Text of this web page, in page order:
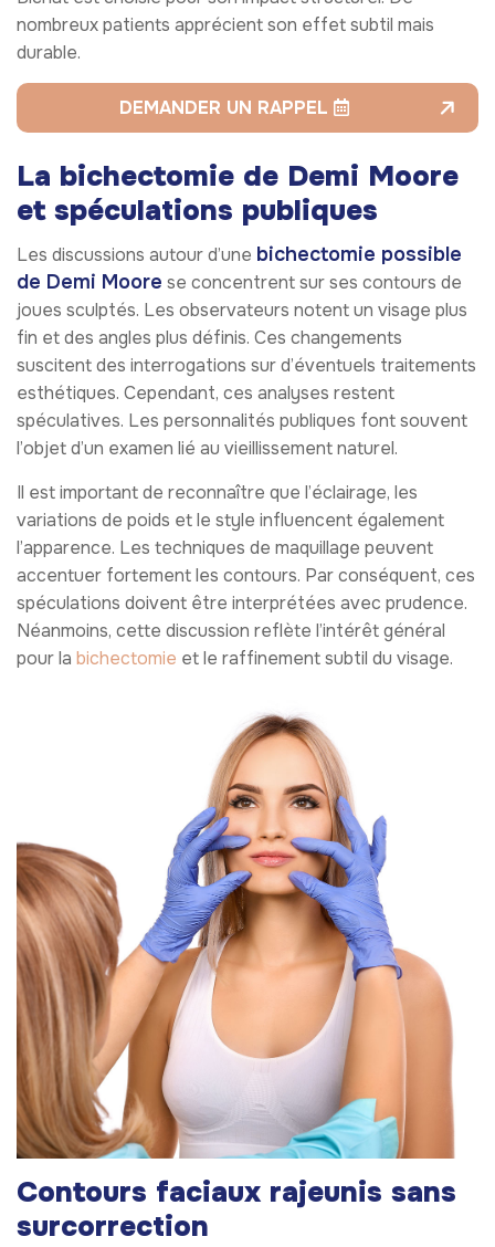
nombreux patients apprécient son effet subtil mais
durable.
DEMANDER UN RAPPEL
La bichectomie de Demi Moore
et spéculations publiques
Les discussions autour d’une bichectomie possible
de Demi Moore se concentrent sur ses contours de
joues sculptés. Les observateurs notent un visage plus
fin et des angles plus définis. Ces changements
suscitent des interrogations sur d’éventuels traitements
esthétiques. Cependant, ces analyses restent
spéculatives. Les personnalités publiques font souvent
l’objet d’un examen lié au vieillissement naturel.
Il est important de reconnaître que l’éclairage, les
variations de poids et le style influencent également
l’apparence. Les techniques de maquillage peuvent
accentuer fortement les contours. Par conséquent, ces
spéculations doivent être interprétées avec prudence.
Néanmoins, cette discussion reflète l’intérêt général
pour la bichectomie et le raffinement subtil du visage.
Contours faciaux rajeunis sans
surcorrection